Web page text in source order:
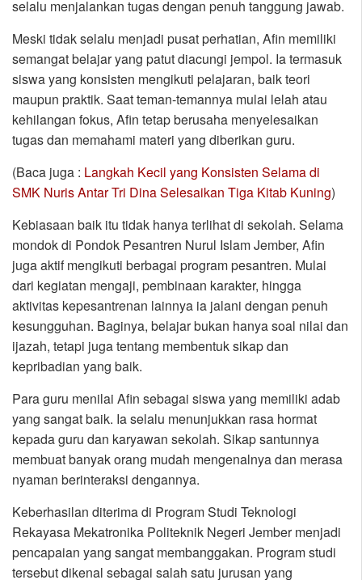
selalu menjalankan tugas dengan penuh tanggung jawab.
Meski tidak selalu menjadi pusat perhatian, Afin memiliki
semangat belajar yang patut diacungi jempol. Ia termasuk
siswa yang konsisten mengikuti pelajaran, baik teori
maupun praktik. Saat teman-temannya mulai lelah atau
kehilangan fokus, Afin tetap berusaha menyelesaikan
tugas dan memahami materi yang diberikan guru.
(Baca juga : Langkah Kecil yang Konsisten Selama di
SMK Nuris Antar Tri Dina Selesaikan Tiga Kitab Kuning)
Kebiasaan baik itu tidak hanya terlihat di sekolah. Selama
mondok di Pondok Pesantren Nurul Islam Jember, Afin
juga aktif mengikuti berbagai program pesantren. Mulai
dari kegiatan mengaji, pembinaan karakter, hingga
aktivitas kepesantrenan lainnya ia jalani dengan penuh
kesungguhan. Baginya, belajar bukan hanya soal nilai dan
ijazah, tetapi juga tentang membentuk sikap dan
kepribadian yang baik.
Para guru menilai Afin sebagai siswa yang memiliki adab
yang sangat baik. Ia selalu menunjukkan rasa hormat
kepada guru dan karyawan sekolah. Sikap santunnya
membuat banyak orang mudah mengenalnya dan merasa
nyaman berinteraksi dengannya.
Keberhasilan diterima di Program Studi Teknologi
Rekayasa Mekatronika Politeknik Negeri Jember menjadi
pencapaian yang sangat membanggakan. Program studi
tersebut dikenal sebagai salah satu jurusan yang